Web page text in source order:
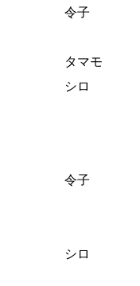
令子
タマモ
シロ
令子
シロ